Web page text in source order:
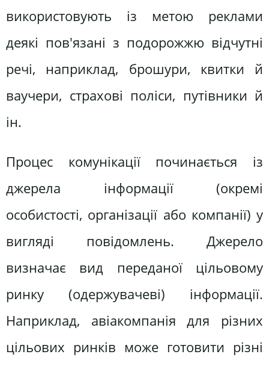
використовують із метою реклами
деякі пов'язані з подорожжю відчутні
речі, наприклад, брошури, квитки й
ваучери, страхові поліси, путівники й
ін.
Процес комунікації починається із
джерела інформації (окремі
особистості, організації або компанії) у
вигляді повідомлень. Джерело
визначає вид переданої цільовому
ринку (одержувачеві) інформації.
Наприклад, авіакомпанія для різних
цільових ринків може готовити різні